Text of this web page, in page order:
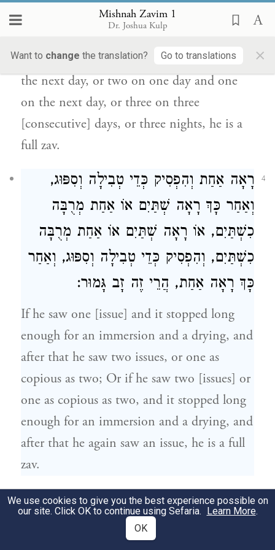
Mishnah Zavim 1
Dr. Joshua Kulp
Want to change the translation? Go to translations ×
אוֹ לִשְׁלשָׁה לֵילוֹת, הֲרֵי זֶה זָב גָּמוּר:
If he saw one issue on one day and two on
the next day, or two on one day and one
on the next day, or three on three
[consecutive] days, or three nights, he is a
full zav.
4
רָאָה אַחַת וְהִפְסִיק כְּדֵי טְבִילָה וְסִפּוּג,
וְאַחַר כָּךְ רָאָה שְׁתַּיִם אוֹ אַחַת מְרֻבָּה
כִשְׁתַּיִם, אוֹ רָאָה שְׁתַּיִם אוֹ אַחַת מְרֻבָּה
כִשְׁתַּיִם, וְהִפְסִיק כְּדֵי טְבִילָה וְסִפּוּג, וְאַחַר
כָּךְ רָאָה אַחַת, הֲרֵי זֶה זָב גָּמוּר:
If he saw one [issue] and it stopped long
enough for an immersion and a drying, and
after that he saw two issues, or one as
copious as two; Or if he saw two [issues] or
one as copious as two, and it stopped long
enough for an immersion and a drying, and
after that he again saw an issue, he is a full
zav.
5
רָאָה אַחַת מְרֻבָּה כְשָׁלשׁ, שֶׁהִיא כְמִין גַּד
יוֹן לַשִּׁילוֹחַ, שֶׁהֵן כְּדֵי שְׁתֵּי טְבִילוֹת וְכִשְׁנֵי
We use cookies to give you the best experience possible on
our site. Click OK to continue using Sefaria. Learn More.
OK